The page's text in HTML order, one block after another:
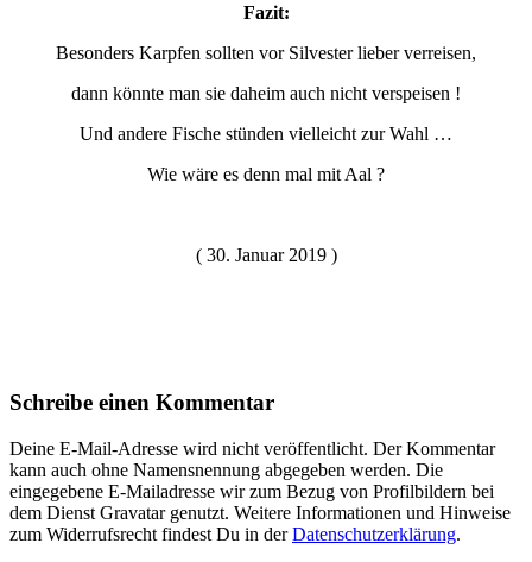
Fazit:
Besonders Karpfen sollten vor Silvester lieber verreisen,
dann könnte man sie daheim auch nicht verspeisen !
Und andere Fische stünden vielleicht zur Wahl …
Wie wäre es denn mal mit Aal ?
( 30. Januar 2019 )
Schreibe einen Kommentar
Deine E-Mail-Adresse wird nicht veröffentlicht. Der Kommentar
kann auch ohne Namensnennung abgegeben werden. Die
eingegebene E-Mailadresse wir zum Bezug von Profilbildern bei
dem Dienst Gravatar genutzt. Weitere Informationen und Hinweise
zum Widerrufsrecht findest Du in derDatenschutzerklärung.